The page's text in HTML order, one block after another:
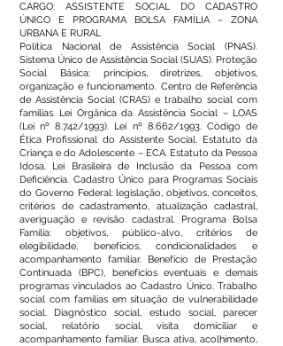
CARGO: ASSISTENTE SOCIAL DO CADASTRO
ÚNICO E PROGRAMA BOLSA FAMÍLIA – ZONA
URBANA E RURAL
Política Nacional de Assistência Social (PNAS).
Sistema Único de Assistência Social (SUAS). Proteção
Social Básica: princípios, diretrizes, objetivos,
organização e funcionamento. Centro de Referência
de Assistência Social (CRAS) e trabalho social com
famílias. Lei Orgânica da Assistência Social – LOAS
(Lei nº 8.742/1993). Lei nº 8.662/1993. Código de
Ética Profissional do Assistente Social. Estatuto da
Criança e do Adolescente – ECA. Estatuto da Pessoa
Idosa. Lei Brasileira de Inclusão da Pessoa com
Deficiência. Cadastro Único para Programas Sociais
do Governo Federal: legislação, objetivos, conceitos,
critérios de cadastramento, atualização cadastral,
averiguação e revisão cadastral. Programa Bolsa
Família: objetivos, público-alvo, critérios de
elegibilidade, benefícios, condicionalidades e
acompanhamento familiar. Benefício de Prestação
Continuada (BPC), benefícios eventuais e demais
programas vinculados ao Cadastro Único. Trabalho
social com famílias em situação de vulnerabilidade
social. Diagnóstico social, estudo social, parecer
social, relatório social, visita domiciliar e
acompanhamento familiar. Busca ativa, acolhimento,